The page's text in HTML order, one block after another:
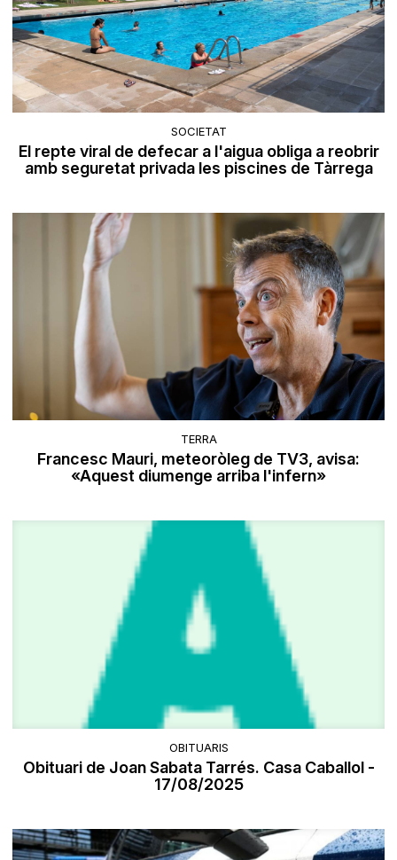
SOCIETAT
El repte viral de defecar a l'aigua obliga a reobrir
amb seguretat privada les piscines de Tàrrega
TERRA
Francesc Mauri, meteoròleg de TV3, avisa:
«Aquest diumenge arriba l'infern»
OBITUARIS
Obituari de Joan Sabata Tarrés. Casa Caballol -
17/08/2025